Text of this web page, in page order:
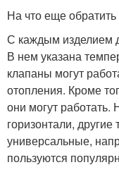
На что еще
С каждым изделием
В нем указана
клапаны могут
отопления. Кроме
они могут работать.
горизонтали, другие
универсальные,
пользуются